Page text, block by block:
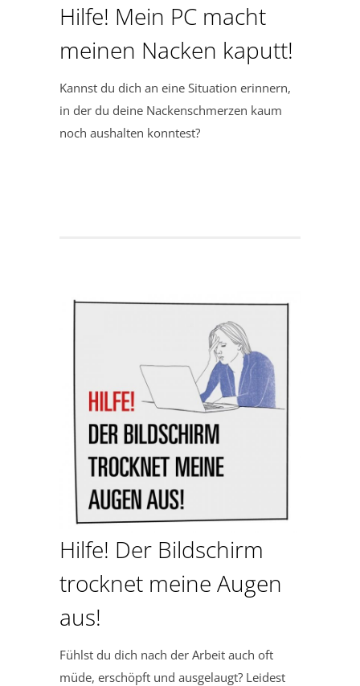
Hilfe! Mein PC macht
meinen Nacken kaputt!
Kannst du dich an eine Situation erinnern,
in der du deine Nackenschmerzen kaum
noch aushalten konntest?
Hilfe! Der Bildschirm
trocknet meine Augen
aus!
Fühlst du dich nach der Arbeit auch oft
müde, erschöpft und ausgelaugt? Leidest